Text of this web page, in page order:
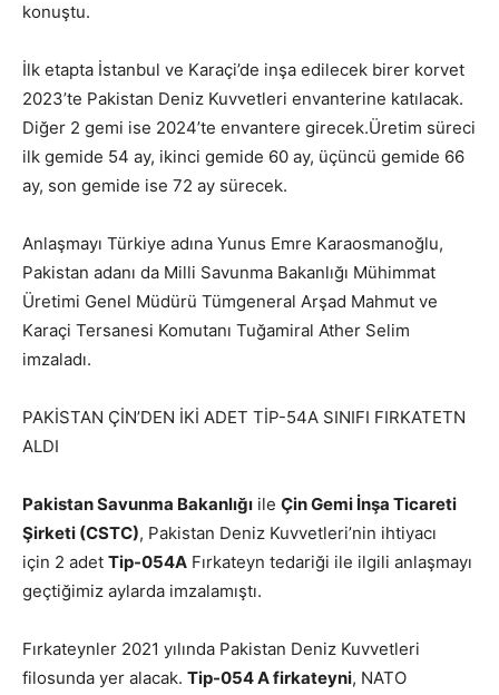
konuştu.
İlk etapta İstanbul ve Karaçi’de inşa edilecek birer korvet
2023’te Pakistan Deniz Kuvvetleri envanterine katılacak.
Diğer 2 gemi ise 2024’te envantere girecek.Üretim süreci
ilk gemide 54 ay, ikinci gemide 60 ay, üçüncü gemide 66
ay, son gemide ise 72 ay sürecek.
Anlaşmayı Türkiye adına Yunus Emre Karaosmanoğlu,
Pakistan adanı da Milli Savunma Bakanlığı Mühimmat
Üretimi Genel Müdürü Tümgeneral Arşad Mahmut ve
Karaçi Tersanesi Komutanı Tuğamiral Ather Selim
imzaladı.
PAKİSTAN ÇİN’DEN İKİ ADET TİP-54A SINIFI FIRKATETN
ALDI
Pakistan Savunma Bakanlığı ile Çin Gemi İnşa Ticareti
Şirketi (CSTC), Pakistan Deniz Kuvvetleri’nin ihtiyacı
için 2 adet Tip-054A Fırkateyn tedariği ile ilgili anlaşmayı
geçtiğimiz aylarda imzalamıştı.
Fırkateynler 2021 yılında Pakistan Deniz Kuvvetleri
filosunda yer alacak. Tip-054 A firkateyni, NATO